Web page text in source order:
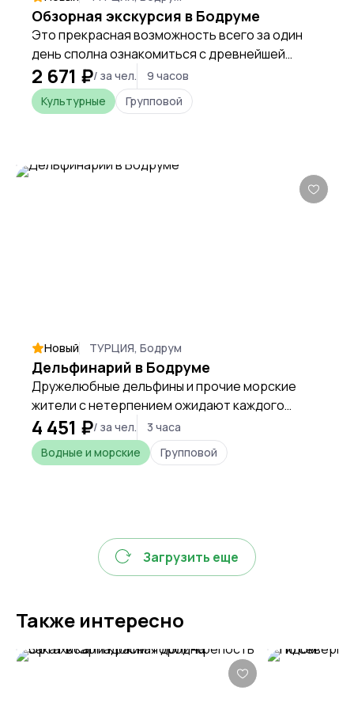
Обзорная экскурсия в Бодруме
Это прекрасная возможность всего за один
день сполна ознакомиться с древнейшей
историей города, прогуляться по его
старинным улочкам и развалинам и сполна
насладиться его атмосферой.
2 671 ₽/ за чел.
9 часов
Культурные
Групповой
Новый ТУРЦИЯ, Бодрум
Дельфинарий в Бодруме
Дружелюбные дельфины и прочие морские
жители с нетерпением ожидают каждого
туриста на свое блестящее шоу, чтобы
покорить сердца каждого гостя.
4 451 ₽/ за чел.
3 часа
Водные и морские
Групповой
Загрузить еще
Также интересно